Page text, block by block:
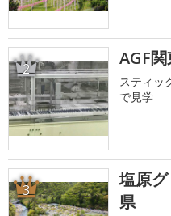
2 AGF
スティッ
で見学
3
塩原
県